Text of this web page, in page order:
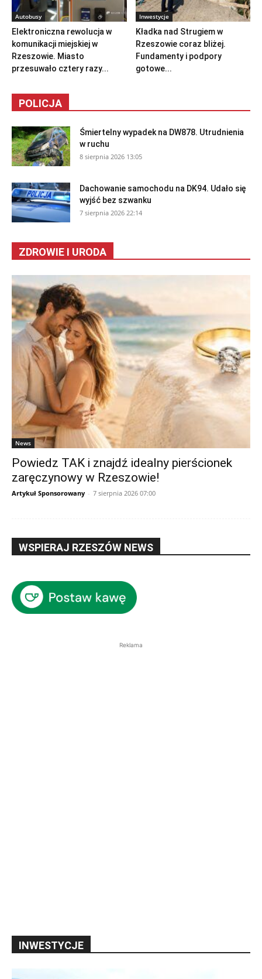
Autobusy
Elektroniczna rewolucja w
komunikacji miejskiej w
Rzeszowie. Miasto
przesuwało cztery razy...
Inwestycje
Kładka nad Strugiem w
Rzeszowie coraz bliżej.
Fundamenty i podpory
gotowe...
POLICJA
Śmiertelny wypadek na DW878. Utrudnienia
w ruchu
8 sierpnia 2026 13:05
Dachowanie samochodu na DK94. Udało się
wyjść bez szwanku
7 sierpnia 2026 22:14
ZDROWIE I URODA
News
Powiedz TAK i znajdź idealny pierścionek
zaręczynowy w Rzeszowie!
Artykuł Sponsorowany - 7 sierpnia 2026 07:00
WSPIERAJ RZESZÓW NEWS
Reklama
INWESTYCJE